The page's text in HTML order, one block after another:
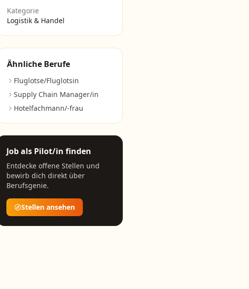
Kategorie
Logistik & Handel
Ähnliche Berufe
Fluglotse/Fluglotsin
Supply Chain Manager/in
Hotelfachmann/-frau
Job als Pilot/in finden
Entdecke offene Stellen und
bewirb dich direkt über
Berufsgenie.
Stellen ansehen